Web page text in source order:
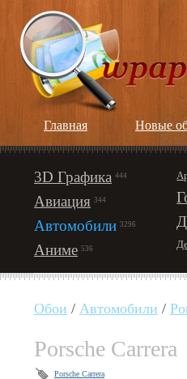
Главная Новые
3D Графика 444
Авиация 344
Автомобили 3296
Аниме 536
Обои / Автомобили /
Porsche Carrera
Porsche Carrera